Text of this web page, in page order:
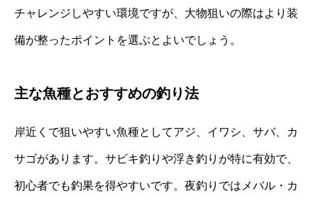
チャレンジしやすい環境ですが、大物狙いの際はより装
備が整ったポイントを選ぶとよいでしょう。
主な魚種とおすすめの釣り法
岸近くで狙いやすい魚種としてアジ、イワシ、サバ、カ
サゴがあります。サビキ釣りや浮き釣りが特に有効で、
初心者でも釣果を得やすいです。夜釣りではメバル・カ